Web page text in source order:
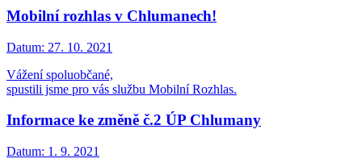
Mobilní rozhlas v Chlumanech!
Datum: 27. 10. 2021
Vážení spoluobčané,
spustili jsme pro vás službu Mobilní Rozhlas.
Informace ke změně č.2 ÚP Chlumany
Datum: 1. 9. 2021